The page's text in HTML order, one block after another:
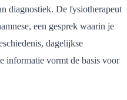
diagnostiek. De fysiotherapeut
een gesprek waarin je
dagelijkse
informatie vormt de basis voor